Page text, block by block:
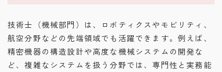
技術士（機械部門）は、ロボティクスやモビリティ、
航空分野などの先端領域でも活躍できます。例えば、
精密機器の構造設計や高度な機械システムの開発な
ど、複雑なシステムを扱う分野では、専門性と実務能